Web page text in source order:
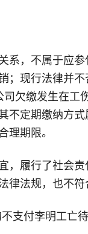
，不属于应
；现行法律并
欠缴发生在工
不定期缴纳方
理期限。
，履行了社会
法规，也不符
支付李明工亡